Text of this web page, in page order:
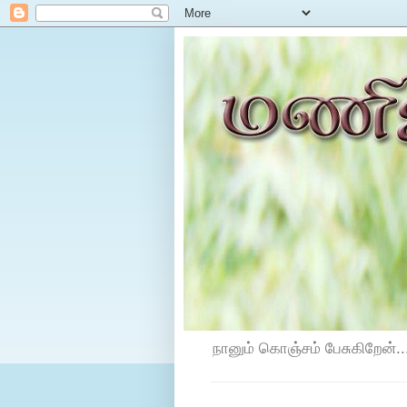
நானும் கொஞ்சம்